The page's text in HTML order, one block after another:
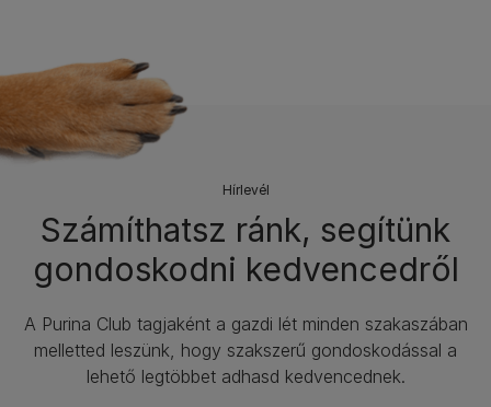
Hírlevél​
Számíthatsz ránk, segítünk
gondoskodni kedvencedről
A Purina Club tagjaként a gazdi lét minden szakaszában
melletted leszünk, hogy szakszerű gondoskodással a
lehető legtöbbet adhasd kedvencednek.